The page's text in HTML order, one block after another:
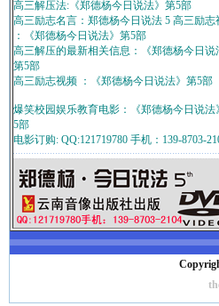
高三解压法:《郑德杨今日说法》第5部
高三励志名言：郑德杨今日说法 5 高三励志
：《郑德杨今日说法》第5部
高三解压的最新相关信息：《郑德杨今日说
第5部
高三励志视频 ：《郑德杨今日说法》第5部
爆笑校园娱乐教育电影：《郑德杨今日说法
5部
电影订购: QQ:121719780 手机：139-8703-